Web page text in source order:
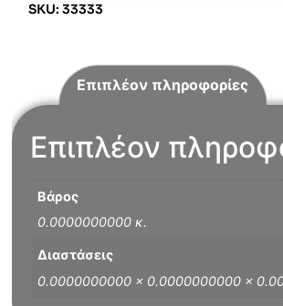
SKU: 33333
Επιπλέον πληροφορίες
Επιπλέον
Βάρος
0.0000000000 κ.
Διαστάσεις
0.0000000000 × 0.0000000000 ×